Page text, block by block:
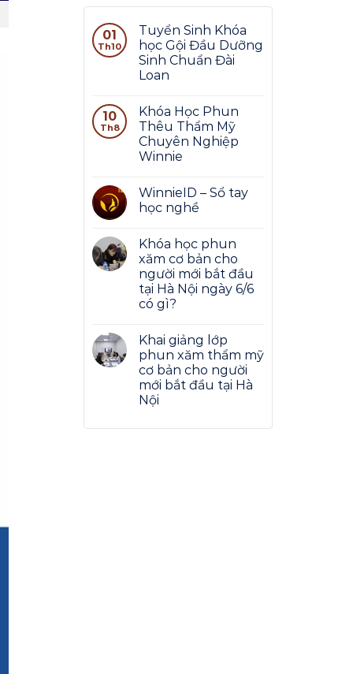
01
Th10
Tuyển Sinh Khóa
học Gội Đầu Dưỡng
Sinh Chuẩn Đài
Loan
10
Th8
Khóa Học Phun
Thêu Thẩm Mỹ
Chuyên Nghiệp
Winnie
WinnieID – Sổ tay
học nghề
Khóa học phun
xăm cơ bản cho
người mới bắt đầu
tại Hà Nội ngày 6/6
có gì?
Khai giảng lớp
phun xăm thẩm mỹ
cơ bản cho người
mới bắt đầu tại Hà
Nội